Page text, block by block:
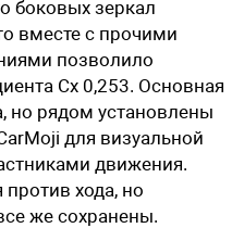
боковых зеркал
вместе с прочими
позволило
Сx 0,253. Основная
но рядом установлены
для визуальной
движения.
хода, но
же сохранены.